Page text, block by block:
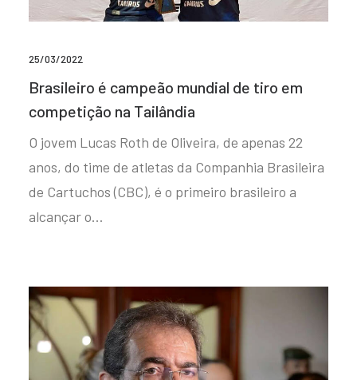
25/03/2022
Brasileiro é campeão mundial de tiro em
competição na Tailândia
O jovem Lucas Roth de Oliveira, de apenas 22
anos, do time de atletas da Companhia Brasileira
de Cartuchos (CBC), é o primeiro brasileiro a
alcançar o…